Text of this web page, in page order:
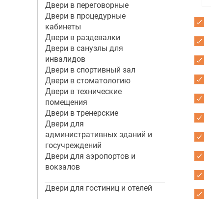
Двери в переговорные
Двери в процедурные
кабинеты
Двери в раздевалки
Двери в санузлы для
инвалидов
Двери в спортивный зал
Двери в стоматологию
Двери в технические
помещения
Двери в тренерские
Двери для
административных зданий и
госучреждений
Двери для аэропортов и
вокзалов
Двери для гостиниц и отелей